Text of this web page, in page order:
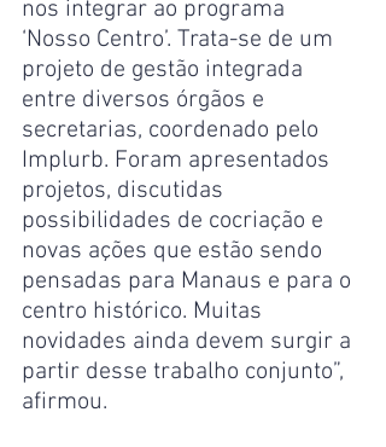
nos integrar ao programa
‘Nosso Centro’. Trata-se de um
projeto de gestão integrada
entre diversos órgãos e
secretarias, coordenado pelo
Implurb. Foram apresentados
projetos, discutidas
possibilidades de cocriação e
novas ações que estão sendo
pensadas para Manaus e para o
centro histórico. Muitas
novidades ainda devem surgir a
partir desse trabalho conjunto”,
afirmou.